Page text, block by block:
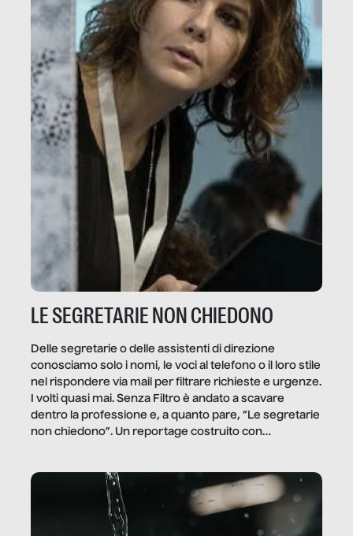
LE SEGRETARIE NON CHIEDONO
Delle segretarie o delle assistenti di direzione
conosciamo solo i nomi, le voci al telefono o il loro stile
nel rispondere via mail per filtrare richieste e urgenze.
I volti quasi mai. Senza Filtro è andato a scavare
dentro la professione e, a quanto pare, “Le segretarie
non chiedono”. Un reportage costruito con